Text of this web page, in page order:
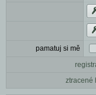
pamatuj si mě
ztracené